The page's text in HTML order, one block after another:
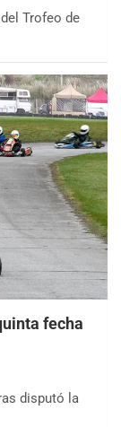
Trofeo de
fecha
disputó la